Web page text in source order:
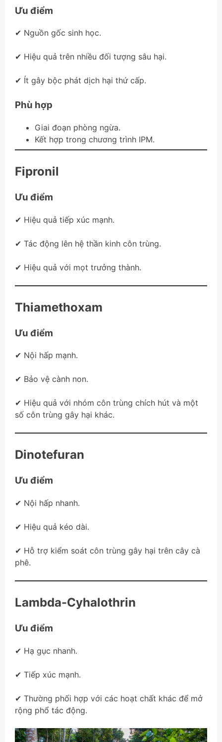
Ưu điểm
✔ Nguồn gốc sinh học.
✔ Hiệu quả trên nhiều đối tượng sâu hại.
✔ Ít gây bộc phát dịch hại thứ cấp.
Phù hợp
Giai đoạn phòng ngừa.
Kết hợp trong chương trình IPM.
Fipronil
Ưu điểm
✔ Hiệu quả tiếp xúc mạnh.
✔ Tác động lên hệ thần kinh côn trùng.
✔ Hiệu quả với mọt trưởng thành.
Thiamethoxam
Ưu điểm
✔ Nội hấp mạnh.
✔ Bảo vệ cành non.
✔ Hiệu quả với nhóm côn trùng chích hút và một
số côn trùng gây hại khác.
Dinotefuran
Ưu điểm
✔ Nội hấp nhanh.
✔ Hiệu quả kéo dài.
✔ Hỗ trợ kiểm soát côn trùng gây hại trên cây cà
phê.
Lambda-Cyhalothrin
Ưu điểm
✔ Hạ gục nhanh.
✔ Tiếp xúc mạnh.
✔ Thường phối hợp với các hoạt chất khác để mở
rộng phổ tác động.